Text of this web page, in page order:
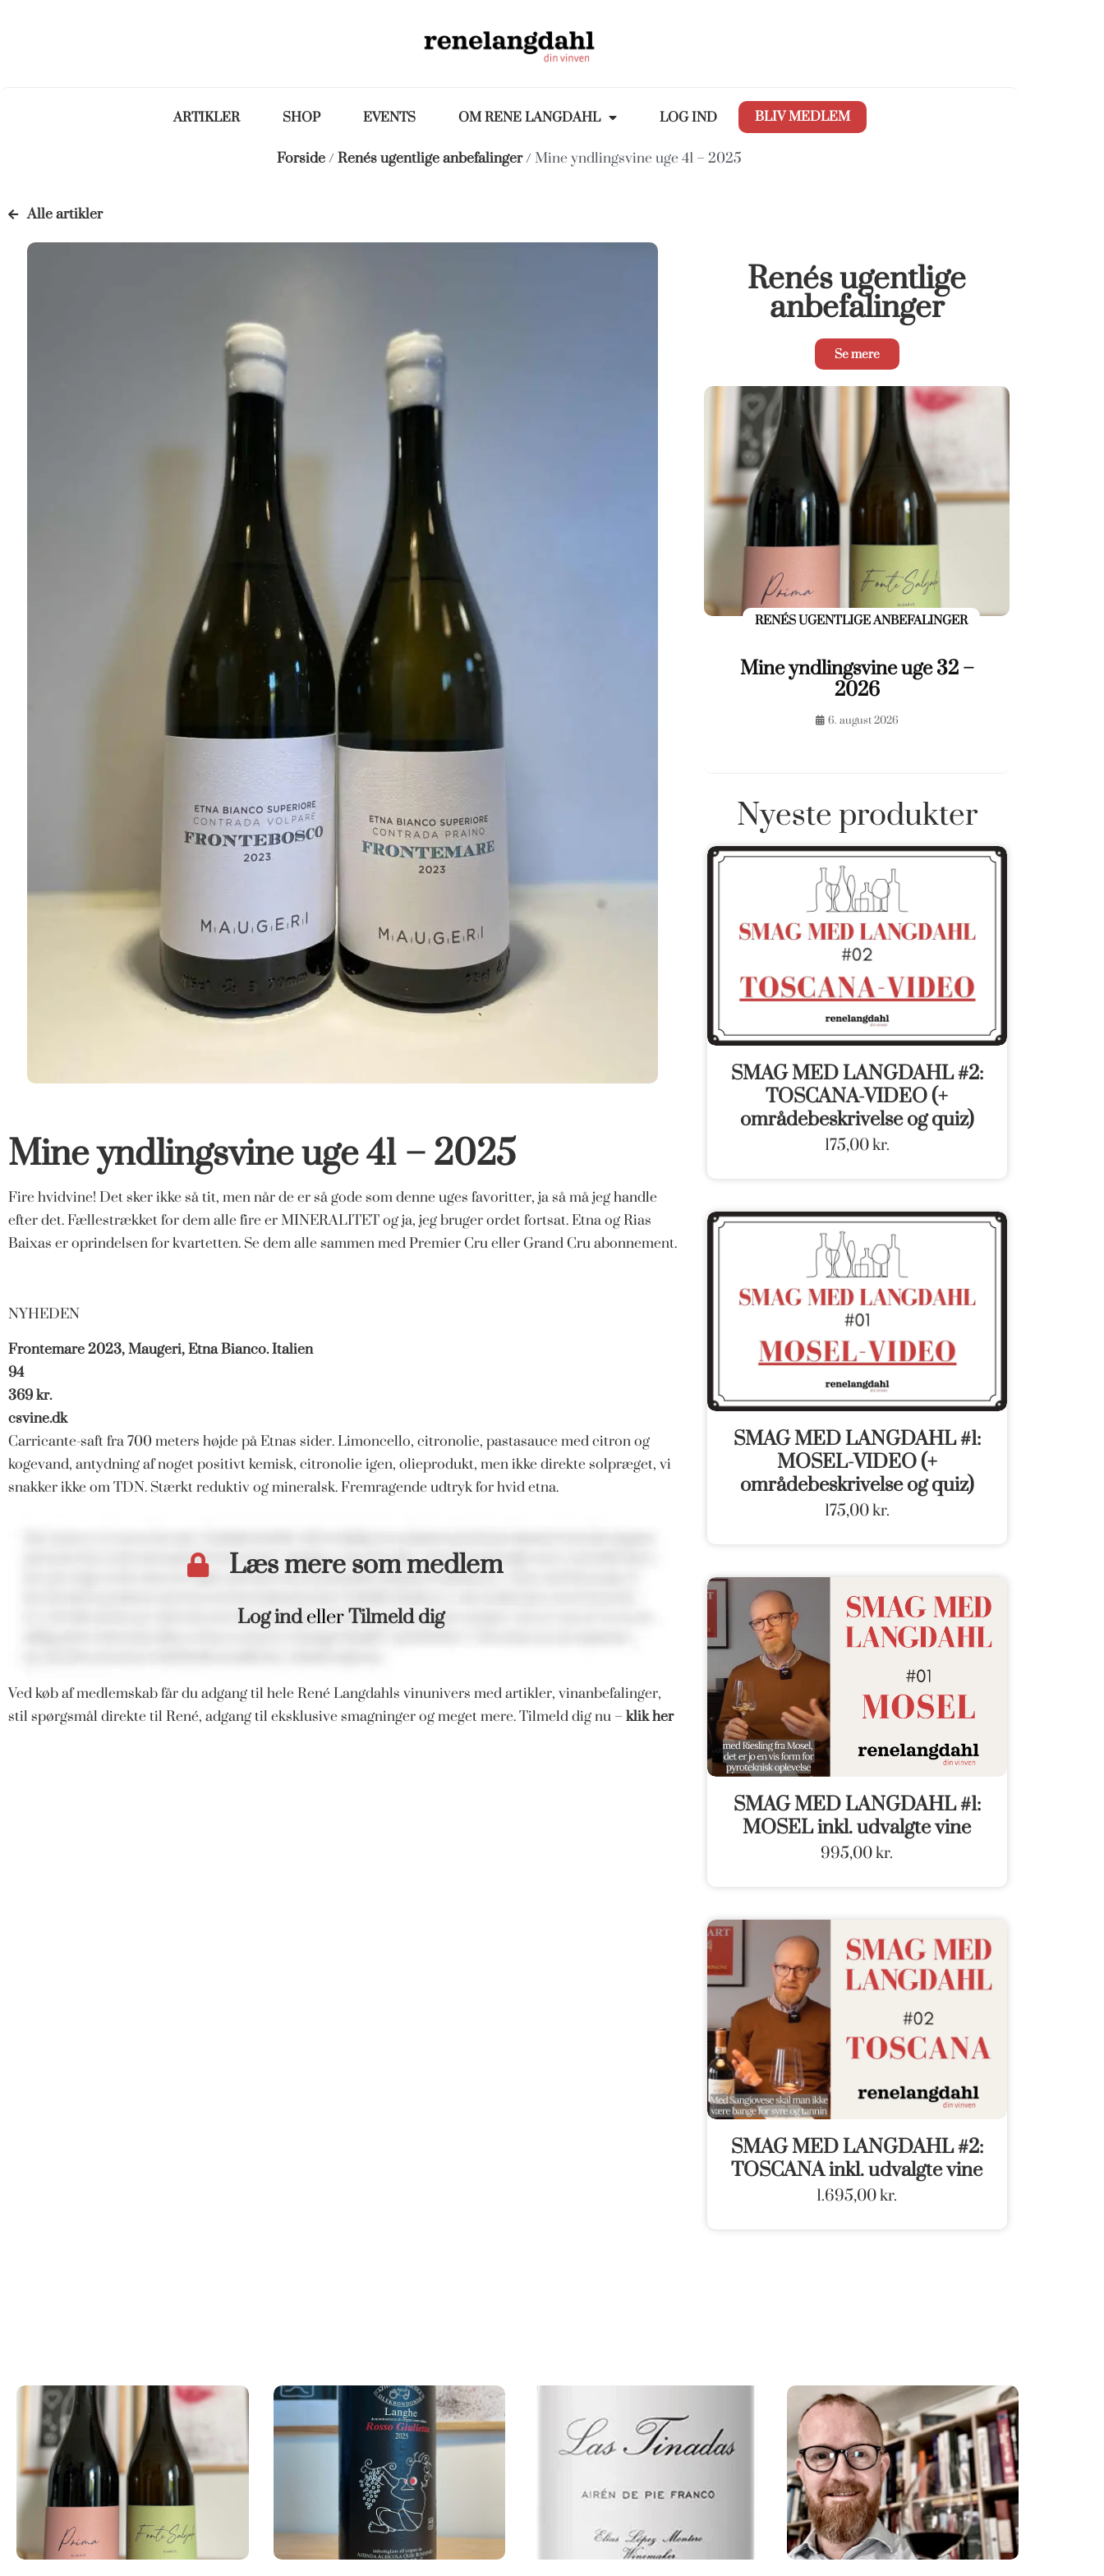
ARTIKLER SHOP EVENTS OM RENE LANGDAHL LOG IND BLIV MEDLEM
Forside/ Renés ugentlige anbefalinger/ Mine yndlingsvine uge 41 – 2025
Alle artikler
Mine yndlingsvine uge 41 – 2025
Fire hvidvine! Det sker ikke så tit, men når de er så gode som denne uges favoritter, ja så må jeg handle
efter det. Fællestrækket for dem alle fire er MINERALITET og ja, jeg bruger ordet fortsat. Etna og Rias
Baixas er oprindelsen for kvartetten. Se dem alle sammen med Premier Cru eller Grand Cru abonnement.
NYHEDEN
Frontemare 2023, Maugeri, Etna Bianco. Italien
94
369 kr.
csvine.dk
Carricante-saft fra 700 meters højde på Etnas sider. Limoncello, citronolie, pastasauce med citron og
kogevand, antydning af noget positivt kemisk, citronolie igen, olieprodukt, men ikke direkte solpræget, vi
snakker ikke om TDN. Stærkt reduktiv og mineralsk. Fremragende udtryk for hvid etna.
Læs mere som medlem
Log indellerTilmeld dig
Ved køb af medlemskab får du adgang til hele René Langdahls vinunivers med artikler, vinanbefalinger,
stil spørgsmål direkte til René, adgang til eksklusive smagninger og meget mere. Tilmeld dig nu – klik her
Renés ugentlige
anbefalinger
Se mere
RENÉS UGENTLIGE ANBEFALINGER
Mine yndlingsvine uge 32 –
2026
6. august 2026
Nyeste produkter
SMAG MED LANGDAHL #2:
TOSCANA-VIDEO (+
områdebeskrivelse og quiz)
175,00kr.
SMAG MED LANGDAHL #1:
MOSEL-VIDEO (+
områdebeskrivelse og quiz)
175,00kr.
SMAG MED LANGDAHL #1:
MOSEL inkl. udvalgte vine
995,00kr.
SMAG MED LANGDAHL #2:
TOSCANA inkl. udvalgte vine
1.695,00kr.